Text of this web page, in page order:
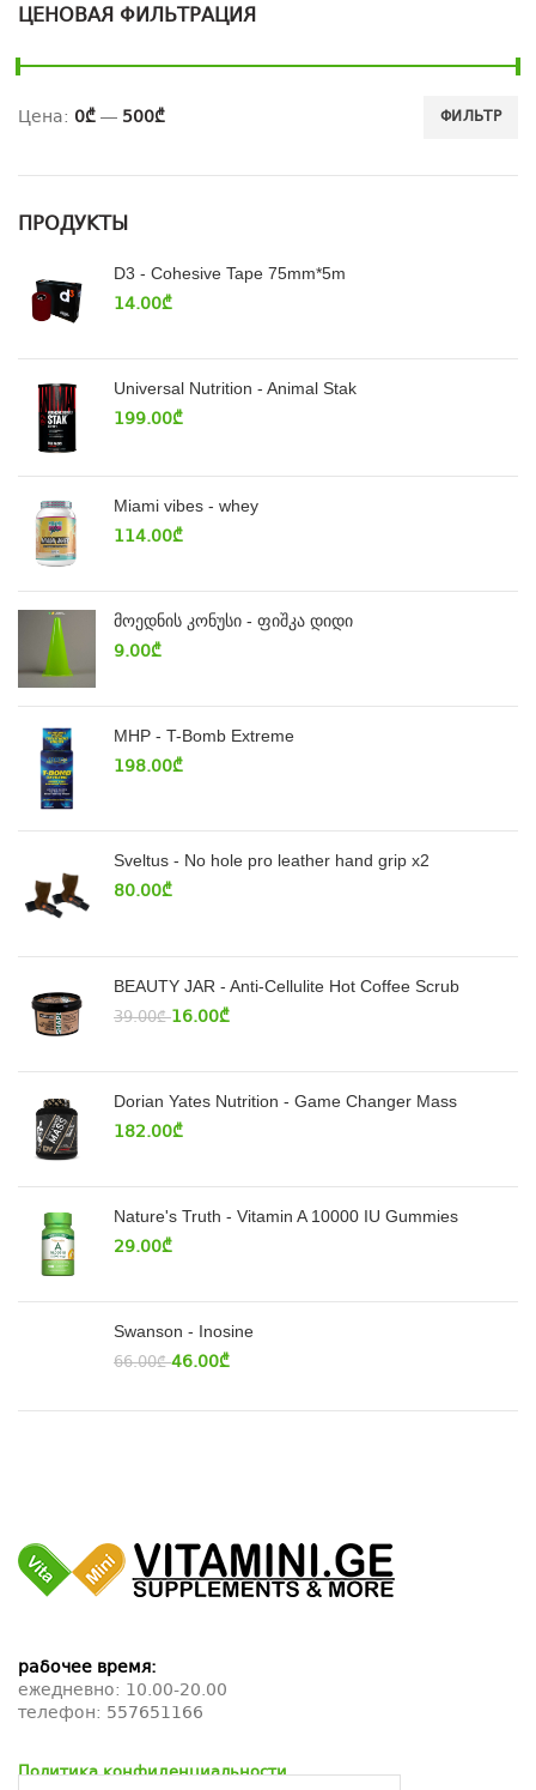
ЦЕНОВАЯ ФИЛЬТРАЦИЯ
ФИЛЬТР
Цена: 0₾— 500₾
ПРОДУКТЫ
D3 - Cohesive Tape 75mm*5m
14.00₾
Universal Nutrition - Animal Stak
199.00₾
Miami vibes - whey
114.00₾
მოედნის კონუსი - ფიშკა დიდი
9.00₾
MHP - T-Bomb Extreme
198.00₾
Sveltus - No hole pro leather hand grip x2
80.00₾
BEAUTY JAR - Anti-Cellulite Hot Coffee Scrub
39.00₾ 16.00₾
Dorian Yates Nutrition - Game Changer Mass
182.00₾
Nature's Truth - Vitamin A 10000 IU Gummies
29.00₾
Swanson - Inosine
66.00₾ 46.00₾
рабочее время:
ежедневно: 10.00-20.00
телефон: 557651166
Политика конфиденциальности